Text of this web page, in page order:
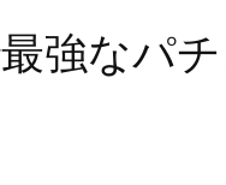
強なパ